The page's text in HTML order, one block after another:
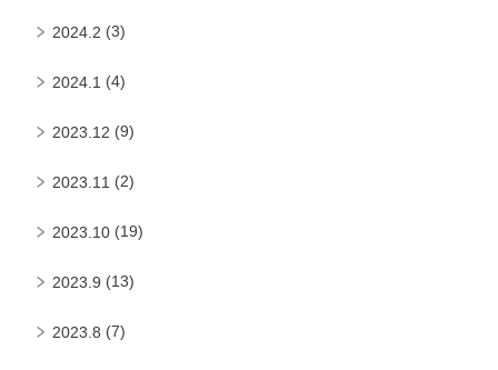
2024.2 (3)
2024.1 (4)
2023.12 (9)
2023.11 (2)
2023.10 (19)
2023.9 (13)
2023.8 (7)